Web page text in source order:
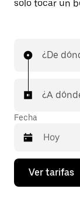
solo tocar un
¿De
¿A
Fecha
Presiona
flecha
Ver tarifas